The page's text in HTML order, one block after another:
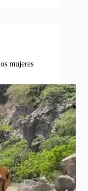
mujeres